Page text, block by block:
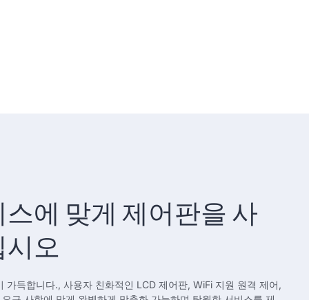
에 맞게 제어판을 사
오
가득합니다., 사용자 친화적인 LCD 제어판, WiFi 지원 원격 제어,